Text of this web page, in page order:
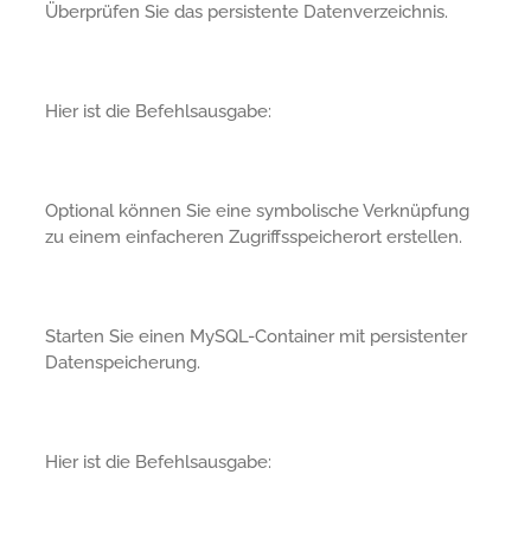
Überprüfen Sie das persistente Datenverzeichnis.
Hier ist die Befehlsausgabe:
Optional können Sie eine symbolische Verknüpfung
zu einem einfacheren Zugriffsspeicherort erstellen.
Starten Sie einen MySQL-Container mit persistenter
Datenspeicherung.
Hier ist die Befehlsausgabe: